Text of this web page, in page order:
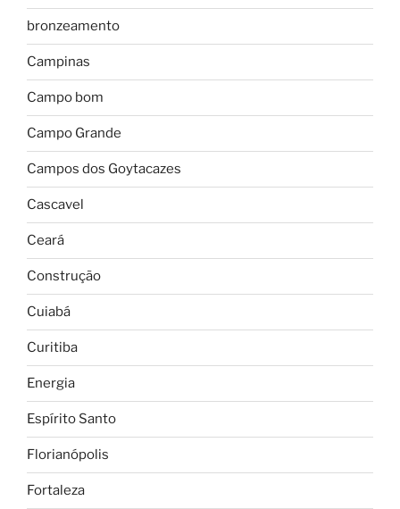
bronzeamento
Campinas
Campo bom
Campo Grande
Campos dos Goytacazes
Cascavel
Ceará
Construção
Cuiabá
Curitiba
Energia
Espírito Santo
Florianópolis
Fortaleza